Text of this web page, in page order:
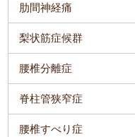
肋間神経痛
梨状筋症候群
腰椎分離症
脊柱管狭窄症
腰椎すべり症